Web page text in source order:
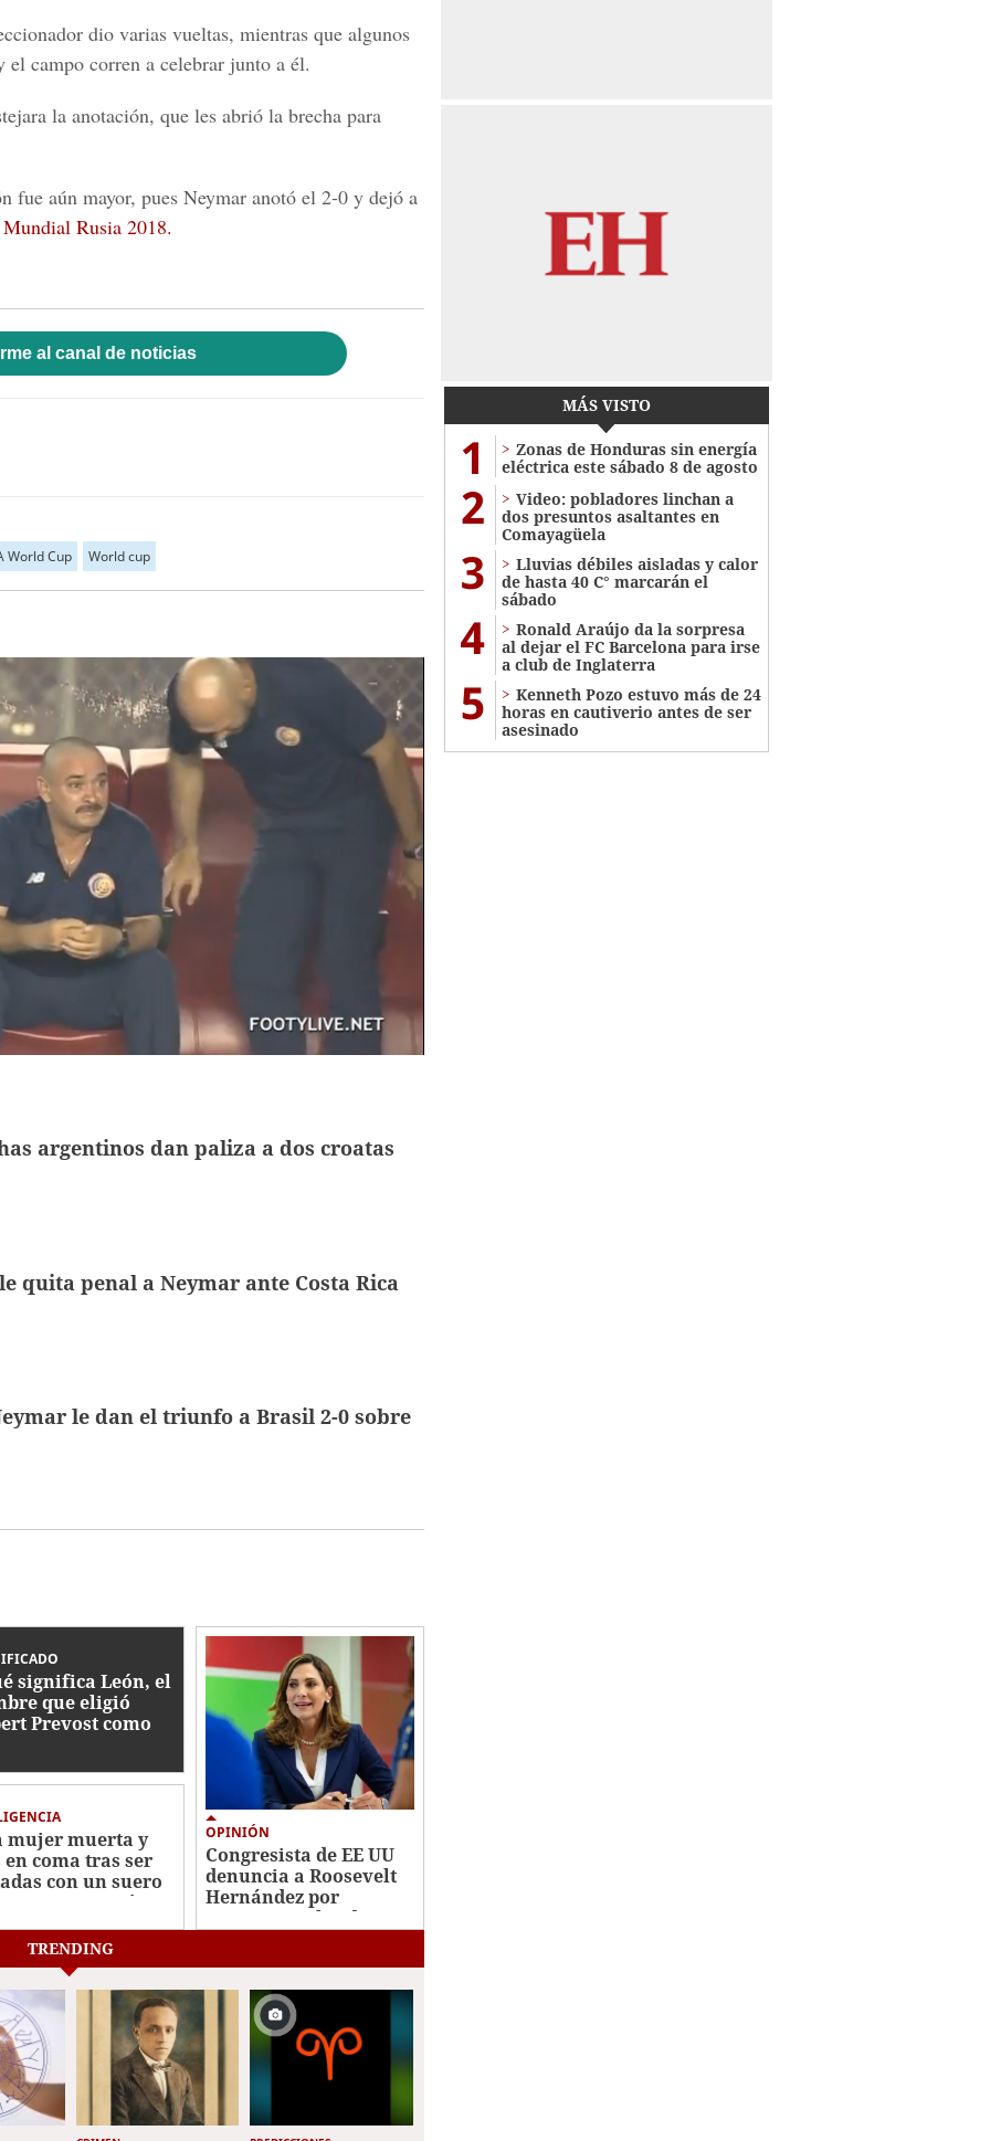
dio varias vueltas, mientras que algunos
el campo corren a celebrar junto a él.
la anotación, que les abrió la brecha para
fue aún mayor, pues Neymar anotó el 2-0 y dejó a
Mundial Rusia 2018.
al canal de noticias
World Cup World cup
argentinos dan paliza a dos croatas
quita penal a Neymar ante Costa Rica
le dan el triunfo a Brasil 2-0 sobre
significa León, el
que eligió
Prevost como
mujer muerta y
en coma tras ser
con un suero
en Perú
OPINIÓN
Congresista de EE UU
denuncia a Roosevelt
Hernández por
“acciones cobardes”
MÁS VISTO
1
Zonas de Honduras sin energía
eléctrica este sábado 8 de agosto
2
Video: pobladores linchan a
dos presuntos asaltantes en
Comayagüela
3
Lluvias débiles aisladas y calor
de hasta 40 C° marcarán el
sábado
4
Ronald Araújo da la sorpresa
al dejar el FC Barcelona para irse
a club de Inglaterra
5
Kenneth Pozo estuvo más de 24
horas en cautiverio antes de ser
asesinado
TRENDING